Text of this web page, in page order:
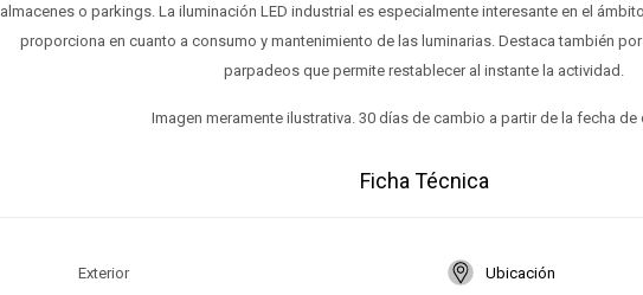
almacenes o parkings. La iluminación LED industrial es especialmente interesante en el
proporciona en cuanto a consumo y mantenimiento de las luminarias. Destaca también
parpadeos que permite restablecer al instante la actividad.
Imagen meramente ilustrativa. 30 días de cambio a partir de la fecha de
Ficha Técnica
Exterior Ubicación